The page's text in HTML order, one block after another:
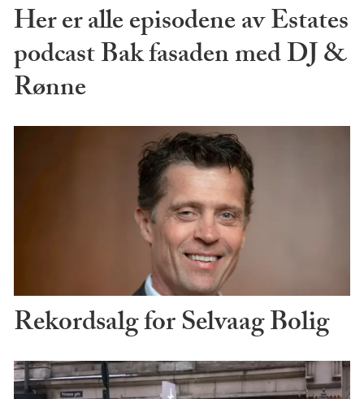
Her er alle episodene av Estates
podcast Bak fasaden med DJ &
Rønne
Rekordsalg for Selvaag Bolig